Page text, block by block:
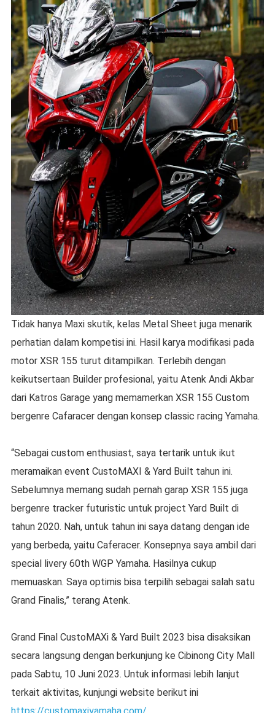
Tidak hanya Maxi skutik, kelas Metal Sheet juga menarik
perhatian dalam kompetisi ini. Hasil karya modifikasi pada
motor XSR 155 turut ditampilkan. Terlebih dengan
keikutsertaan Builder profesional, yaitu Atenk Andi Akbar
dari Katros Garage yang memamerkan XSR 155 Custom
bergenre Cafaracer dengan konsep classic racing Yamaha.
“Sebagai custom enthusiast, saya tertarik untuk ikut
meramaikan event CustoMAXI & Yard Built tahun ini.
Sebelumnya memang sudah pernah garap XSR 155 juga
bergenre tracker futuristic untuk project Yard Built di
tahun 2020. Nah, untuk tahun ini saya datang dengan ide
yang berbeda, yaitu Caferacer. Konsepnya saya ambil dari
special livery 60th WGP Yamaha. Hasilnya cukup
memuaskan. Saya optimis bisa terpilih sebagai salah satu
Grand Finalis,” terang Atenk.
Grand Final CustoMAXi & Yard Built 2023 bisa disaksikan
secara langsung dengan berkunjung ke Cibinong City Mall
pada Sabtu, 10 Juni 2023. Untuk informasi lebih lanjut
terkait aktivitas, kunjungi website berikut ini
https://customaxiyamaha.com/